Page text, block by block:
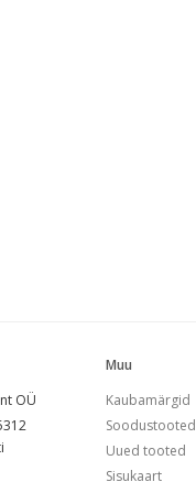
OÜ
Muu
Kaubamärgid
Soodustooted
Uued tooted
Sisukaart